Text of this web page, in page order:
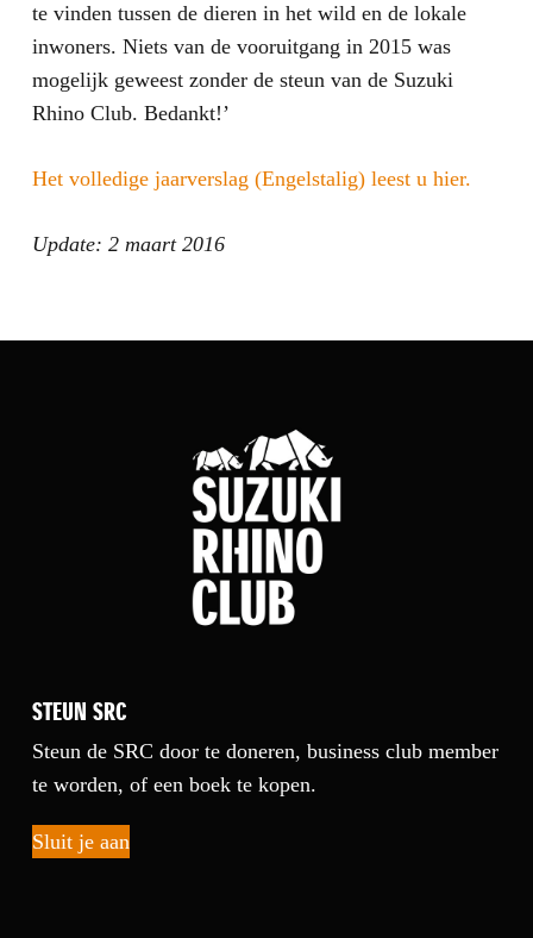
te vinden tussen de dieren in het wild en de lokale
inwoners. Niets van de vooruitgang in 2015 was
mogelijk geweest zonder de steun van de Suzuki
Rhino Club. Bedankt!’
Het volledige jaarverslag (Engelstalig) leest u hier.
Update: 2 maart 2016
STEUN SRC
Steun de SRC door te doneren, business club member
te worden, of een boek te kopen.
Sluit je aan